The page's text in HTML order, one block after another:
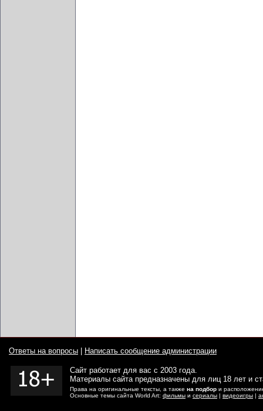
Ответы на вопросы Написать сообщение администрации
Сайт работает для вас с 2003 года.
Материалы сайта предназначены для лиц 18 лет и
Права на оригинальные тексты, а также на подбор и
Основные темы сайта World Art: фильмы и сериалы | видеоигры |